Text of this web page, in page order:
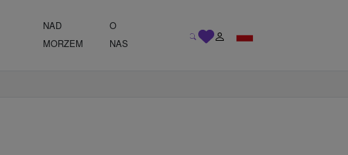
NAD
MORZEM
O
NAS